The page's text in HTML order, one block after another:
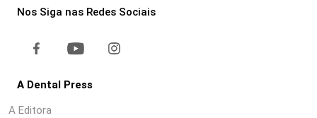
Nos Siga nas Redes Sociais
A Dental Press
A Editora